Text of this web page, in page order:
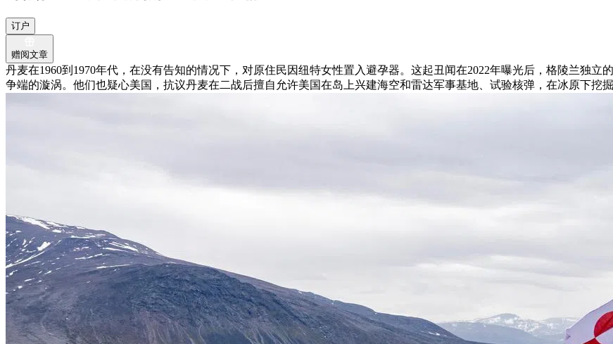
订户
赠阅文章
丹麦在1960到1970年代，在没有告知的情况下，对原住民因纽特女性置入避孕器。这起丑闻在2022年曝光后，格陵兰独
争端的漩涡。他们也疑心美国，抗议丹麦在二战后擅自允许美国在岛上兴建海空和雷达军事基地、试验核弹，在冰原下挖掘